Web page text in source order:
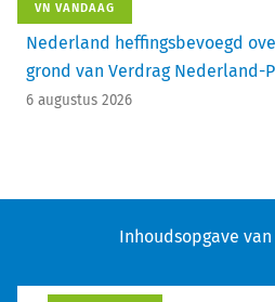
VN VANDAAG
Nederland heffingsbevoegd
grond van Verdrag Nederland-
6 augustus 2026
Inhoudsopgave